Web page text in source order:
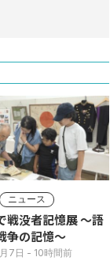
ニュース
戦没者記憶展 ～語
争の記憶～
7日 - 10時間前